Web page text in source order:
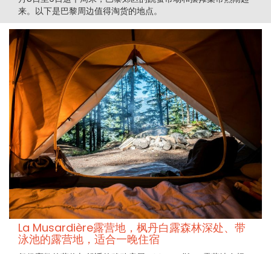
来。以下是巴黎周边值得淘货的地点。
La Musardière露营地，枫丹白露森林深处、带
泳池的露营地，适合一晚住宿